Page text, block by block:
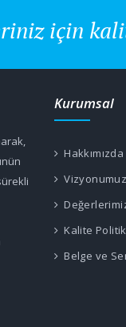
için
Kurumsal
Hakkımızda
Kalite
Belge ve